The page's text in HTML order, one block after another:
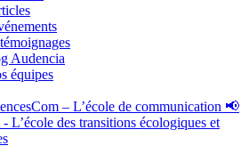
Audencia
équipes
– L’école de communication 📢
L’école des transitions écologiques et